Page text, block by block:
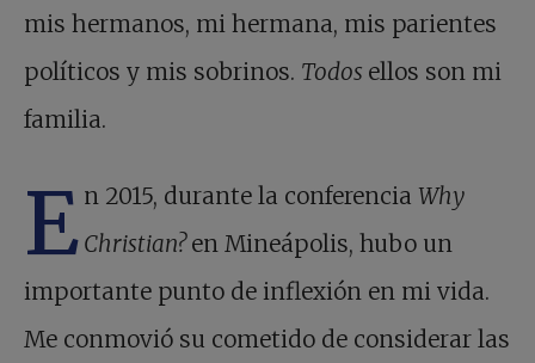
mis hermanos, mi hermana, mis parientes
políticos y mis sobrinos. Todos ellos son mi
familia.
E n 2015, durante la conferencia Why
Christian?en Mineápolis, hubo un
importante punto de inflexión en mi vida.
Me conmovió su cometido de considerar las